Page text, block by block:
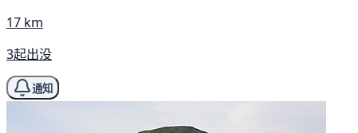
17 km
3起出没
通知